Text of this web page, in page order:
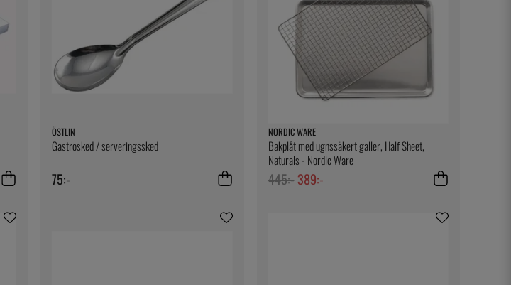
ÖSTLIN
Gastrosked / serveringssked
75:-
NORDIC WARE
Bakplåt med ugnssäkert galler, Half Sheet,
Naturals - Nordic Ware
445:- 389:-